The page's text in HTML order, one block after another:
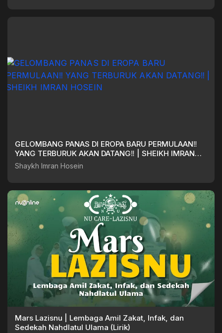
GELOMBANG PANAS DI EROPA BARU PERMULAAN‼️
YANG TERBURUK AKAN DATANG‼️ | SHEIKH IMRAN
HOSEIN
Shaykh Imran Hosein
Mars Lazisnu | Lembaga Amil Zakat, Infak, dan
Sedekah Nahdlatul Ulama (Lirik)